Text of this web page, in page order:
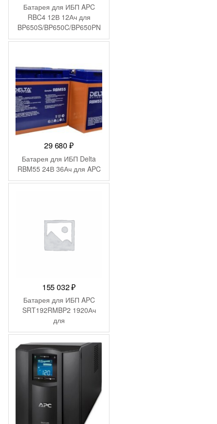
Батарея для ИБП APC
RBC4 12В 12Ач для
BP650S/BP650C/BP650PN
P/BK650M/BK650S/SU620N
C/BK650X06/BE750BB/BP6
50SX107/SC620/BE750BB/
BP650IPNP/BP650SI/SC62
0I/SU620INET/SUVS650I
29 680₽
Батарея для ИБП Delta
RBM55 24В 36Ач для APC
155 032₽
Батарея для ИБП APC
SRT192RMBP2 1920Ач
для
SRT10KRMXLI/SRT10KXLI/
SRT8KRMXLI/SRT8KXLI